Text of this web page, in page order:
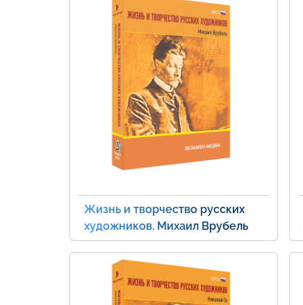
Жизнь и творчество русских
художников. Михаил Врубель